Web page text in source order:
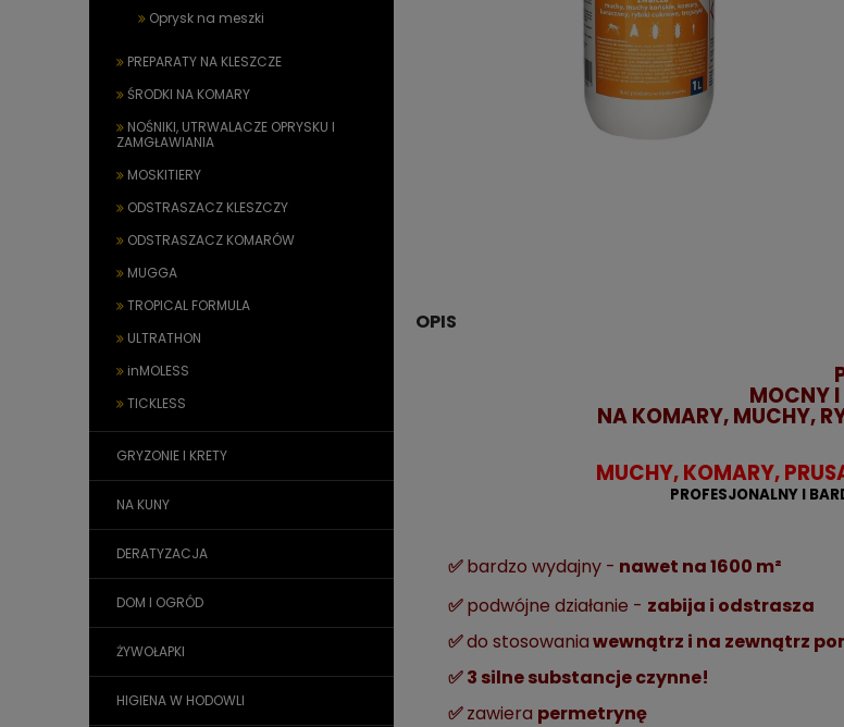
Oprysk na meszki
PREPARATY NA KLESZCZE
ŚRODKI NA KOMARY
NOŚNIKI, UTRWALACZE OPRYSKU I
ZAMGŁAWIANIA
MOSKITIERY
ODSTRASZACZ KLESZCZY
ODSTRASZACZ KOMARÓW
MUGGA
TROPICAL FORMULA
ULTRATHON
inMOLESS
TICKLESS
GRYZONIE I KRETY
NA KUNY
DERATYZACJA
DOM I OGRÓD
ŻYWOŁAPKI
HIGIENA W HODOWLI
OPIS
MOCNY
NA KOMARY, MUCHY,
MUCHY, KOMARY,
PROFESJONALNY I
✅bardzo wydajny - nawet na 1600 m²
✅podwójne działanie - zabija i odstrasza
✅do stosowaniawewnątrz i na zewnątrz
✅ 3 silne substancje czynne!
✅zawiera permetrynę